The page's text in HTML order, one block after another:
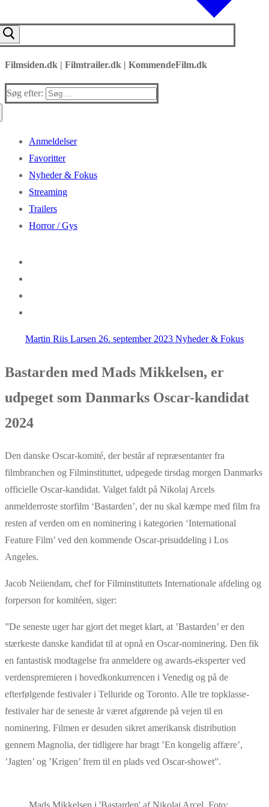
Filmsiden.dk | Filmtrailer.dk | KommendeFilm.dk
Søg efter:
Anmeldelser
Favoritter
Nyheder & Fokus
Streaming
Trailers
Horror / Gys
Martin Riis Larsen 26. september 2023 Nyheder & Fokus
Bastarden med Mads Mikkelsen, er
udpeget som Danmarks Oscar-kandidat
2024
Den danske Oscar-komité, der består af repræsentanter fra
filmbranchen og Filminstituttet, udpegede tirsdag morgen Danmarks
officielle Oscar-kandidat. Valget faldt på Nikolaj Arcels
anmelderroste storfilm ‘Bastarden’, der nu skal kæmpe med film fra
resten af verden om en nominering i kategorien ‘International
Feature Film’ ved den kommende Oscar-prisuddeling i Los
Angeles.
Jacob Neiiendam, chef for Filminstituttets Internationale afdeling og
forperson for komitéen, siger:
”De seneste uger har gjort det meget klart, at ’Bastarden’ er den
stærkeste danske kandidat til at opnå en Oscar-nominering. Den fik
en fantastisk modtagelse fra anmeldere og awards-eksperter ved
verdenspremieren i hovedkonkurrencen i Venedig og på de
efterfølgende festivaler i Telluride og Toronto. Alle tre topklasse-
festivaler har de seneste år været afgørende på vejen til en
nominering. Filmen er desuden sikret amerikansk distribution
gennem Magnolia, der tidligere har bragt ’En kongelig affære’,
’Jagten’ og ’Krigen’ frem til en plads ved Oscar-showet”.
Mads Mikkelsen i 'Bastarden' af Nikolaj Arcel. Foto: